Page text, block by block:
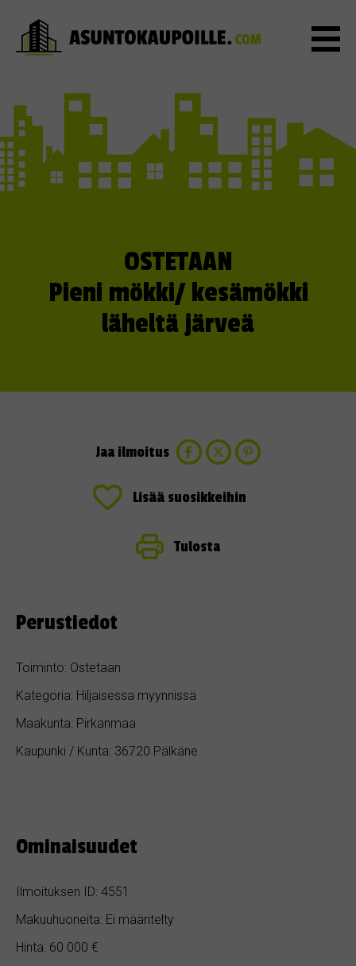
OSTETAAN
Pieni mökki/ kesämökki
läheltä järveä
Jaa ilmoitus
Lisää suosikkeihin
Tulosta
Perustiedot
Toiminto: Ostetaan
Kategoria: Hiljaisessa myynnissä
Maakunta: Pirkanmaa
Kaupunki / Kunta: 36720 Pälkäne
Ominaisuudet
Ilmoituksen ID: 4551
Makuuhuoneita: Ei määritelty
Hinta: 60 000 €